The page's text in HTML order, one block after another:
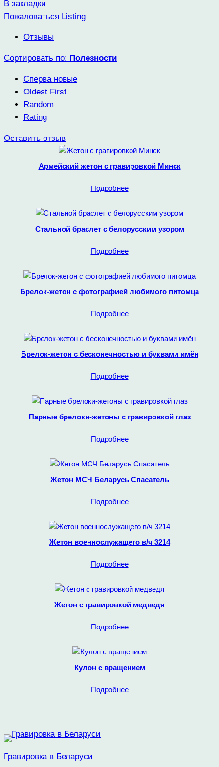
В закладки
Пожаловаться Listing
Отзывы
Сортировать по: Полезности
Сперва новые
Oldest First
Random
Rating
Оставить отзыв
Армейский жетон с гравировкой Минск
Подробнее
Стальной браслет с белорусским узором
Подробнее
Брелок-жетон с фотографией любимого питомца
Подробнее
Брелок-жетон с бесконечностью и буквами имён
Подробнее
Парные брелоки-жетоны с гравировкой глаз
Подробнее
Жетон МСЧ Беларусь Спасатель
Подробнее
Жетон военнослужащего в/ч 3214
Подробнее
Жетон с гравировкой медведя
Подробнее
Кулон с вращением
Подробнее
Гравировка в Беларуси